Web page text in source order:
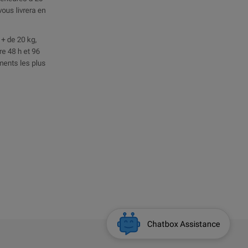
Chatbox Assistance
livrera en
de 20 kg,
48 h et 96
les plus